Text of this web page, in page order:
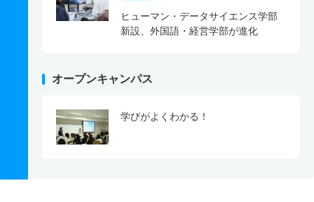
ヒューマン・データサイエンス学部
新設、外国語・経営学部が進化
オープンキャンパス
学びがよくわかる！